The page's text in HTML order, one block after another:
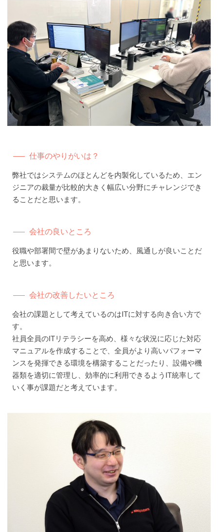
仕事のやりがいは？
弊社ではシステムのほとんどを内製化しているため、エン
ジニアの裁量が比較的大きく幅広い分野にチャレンジでき
ることだと思います。
会社の良いところ
役職や部署間で壁があまりないため、風通しが良いことだ
と思います。
会社の改善したいところ
会社の課題として考えているのはITに対する向き合い方で
す。
社員全員のITリテラシーを高め、様々な状況に応じた対応
マニュアルを作成することで、全員がより高いパフォーマ
ンスを発揮できる環境を構築することだったり、設備や機
器類を適切に管理し、効率的に利用できるようIT統率して
いく事が課題だと考えています。